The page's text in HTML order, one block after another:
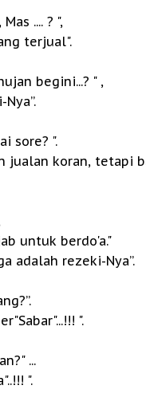
.... ? ",
terjual".
begini...? " ,
sore? ".
jualan koran, tetapi
untuk berdo'a."
adalah rezeki-Nya”.
".
...
".